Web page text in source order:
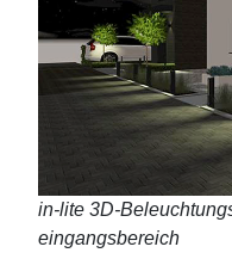
in-lite 3D-
eingangsbereich